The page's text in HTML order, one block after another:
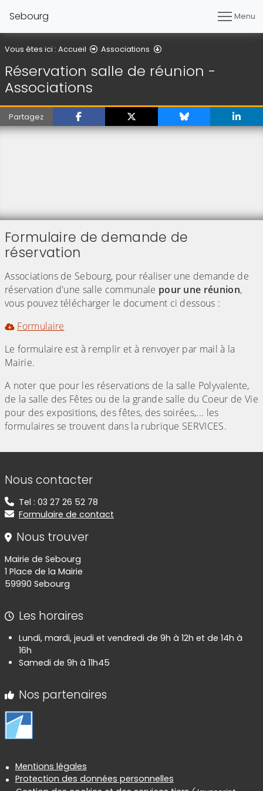
Sebourg Menu
Vous êtes ici : Accueil Associations
Réservation salle de réunion -
Associations
Partagez
Formulaire de demande de
réservation
Associations de Sebourg, pour réaliser une demande de
réservation d'une salle communale pour une réunion,
vous pouvez télécharger le document ci dessous :
Formulaire
Le formulaire est à remplir et à renvoyer par mail à la
Mairie.
A noter que pour les réservations de la salle Polyvalente,
de la salle des Fêtes ou de la grande salle du Coeur de Vie
pour des expositions, des fêtes, des soirées,... les
formulaires se trouvent dans la rubrique SERVICES.
Informations de contact
Nous contacter
Tel : 03 27 26 52 78
Formulaire de contact
Nous trouver
Mairie de Sebourg
1 Place de la Mairie
59990 Sebourg
Les horaires
Lundi, mardi, jeudi et vendredi de 9h à 12h et de 14h à
16h
Samedi de 9h à 11h45
Nos partenaires
Informations réglementaires
Mentions légales
Protection des données personnelles